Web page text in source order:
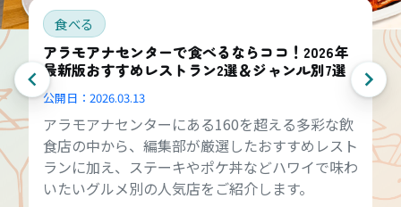
食べる
アラモアナセンターで食べるならココ！2026年
最新版おすすめレストラン2選＆ジャンル別7選
公開日： 2026.03.13
アラモアナセンターにある160を超える多彩な飲
食店の中から、編集部が厳選したおすすめレスト
ランに加え、ステーキやポケ丼などハワイで味わ
いたいグルメ別の人気店をご紹介します。